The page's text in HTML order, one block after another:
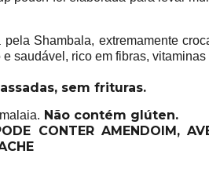
Shambala, extremamente
saudável, rico em fibras, vitaminas
sem frituras.
Não contém glúten.
CONTER AMENDOIM,